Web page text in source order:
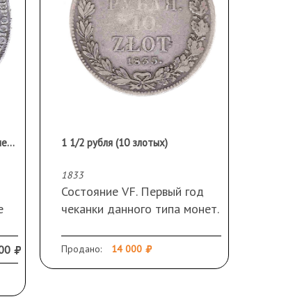
1 рубль 1725. Редкий! С заключением ЦИКЦ. 1 1/2 рубля (10 злотых)
1833
Состояние VF. Первый год
чеканки данного типа монет.
Тираж 127 000. 2 рубля по
Продано: 14 000